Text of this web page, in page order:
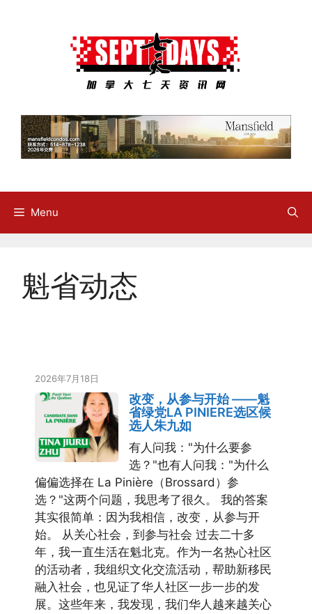
Menu
魁省动态
2026年7月18日
改变，从参与开始 ——魁
省绿党LA PINIERE选区候
选人朱九如
有人问我："为什么要参
选？"也有人问我："为什么
偏偏选择在 La Pinière（Brossard）参
选？"这两个问题，我思考了很久。 我的答案
其实很简单：因为我相信，改变，从参与开
始。 从关心社会，到参与社会 过去二十多
年，我一直生活在魁北克。作为一名热心社区
的活动者，我组织文化交流活动，帮助新移民
融入社会，也见证了华人社区一步一步的发
展。这些年来，我发现，我们华人越来越关心